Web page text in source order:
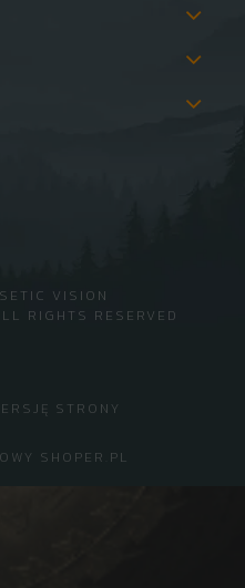
RIGHTS RESERVED
VISION
STRONY
SHOPER.PL